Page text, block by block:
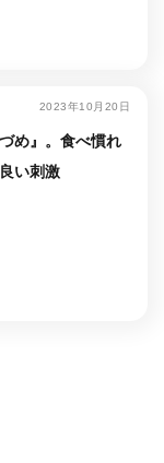
2023年10月20日
め』。食べ慣れ
い刺激